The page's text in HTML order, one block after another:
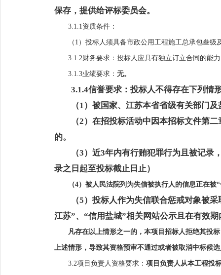
保存，提供给评标委员会。
3.1.1资质条件：
（ 1）投标人须具备市政公用工程施工总承包叁
3.1.2财务要求：投标人应具有独立订立合同的能
3.1.3业绩要求： 无。
3.1.4信誉要求：投标人不得存在下列情
（1） 被国家、江苏本省省级有关部门
（2） 在招投标活动中因本招标文件第二
的。
（3）近3年内有行贿犯罪行为且被记录
录之日起至投标截止日止）
（4）被人民法院列为失信被执行人的信息正在被
（5）投标人作为失信联合惩戒对象被
江苏”、“信用盐城”相关网站公示且在有效期
凡存在以上情形之一的，本项目招标人拒绝其投
上述情形，导致其资格预审不通过或者被取消中标候
3.2项目负责人资格要求： 项目负责人从本工程投